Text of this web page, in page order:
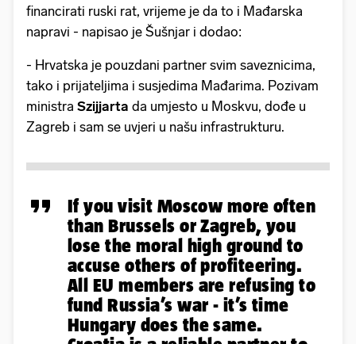
financirati ruski rat, vrijeme je da to i Mađarska
napravi - napisao je Šušnjar i dodao:
- Hrvatska je pouzdani partner svim saveznicima,
tako i prijateljima i susjedima Mađarima. Pozivam
ministra Szijjarta da umjesto u Moskvu, dođe u
Zagreb i sam se uvjeri u našu infrastrukturu.
If you visit Moscow more often
than Brussels or Zagreb, you
lose the moral high ground to
accuse others of profiteering.
All EU members are refusing to
fund Russia’s war - it’s time
Hungary does the same.